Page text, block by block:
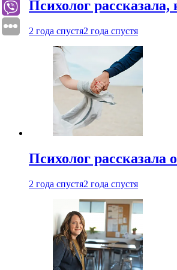
Психолог
2 года спустя2 года спустя
Психолог рассказала
2 года спустя2 года спустя